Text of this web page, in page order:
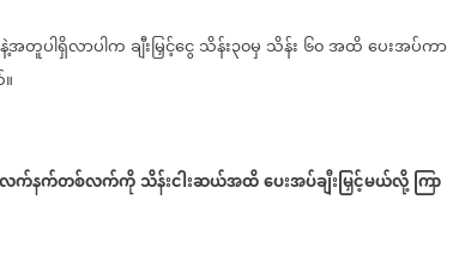
တူပါရှိလာပါကချီးမြှင့်ငွေသိန်း၃၀မှ သိန်း ၆၀အထိပေးအပ်ကာ
လက်နက်တစ်လက်ကိုသိန်းငါးဆယ်အထိပေးအပ်ချီးမြှင့်မယ်လို့ကြာ